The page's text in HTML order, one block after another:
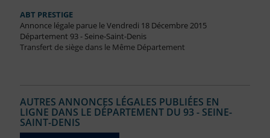
ABT PRESTIGE
Annonce légale parue le Vendredi 18 Décembre 2015
Département 93 - Seine-Saint-Denis
Transfert de siège dans le Même Département
AUTRES ANNONCES LÉGALES PUBLIÉES EN
LIGNE DANS LE DÉPARTEMENT DU 93 - SEINE-
SAINT-DENIS